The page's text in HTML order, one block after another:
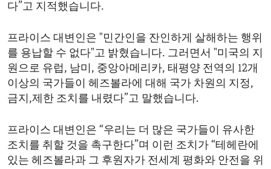
다”고 지적했습니다.
프라이스 대변인은 "민간인을 잔인하게 살해하는 행위
를 용납할 수 없다"고 밝혔습니다. 그러면서 "미국의 지
원으로 유럽, 남미, 중앙아메리카, 태평양 전역의 12개
이상의 국가들이 헤즈볼라에 대해 국가 차원의 지정,
금지,제한 조치를 내렸다”고 말했습니다.
프라이스 대변인은 “우리는 더 많은 국가들이 유사한
조치를 취할 것을 촉구한다”며 이런 조치가 “테헤란에
있는 헤즈볼라과 그 후원자가 전세계 평화와 안전을 위